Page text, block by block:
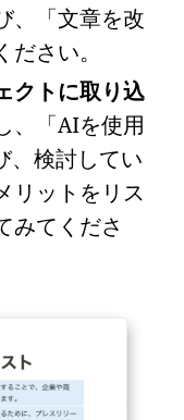
、「文章を改
さい。
クトに取り込
、「AIを使用
、検討してい
リットをリス
みてくださ